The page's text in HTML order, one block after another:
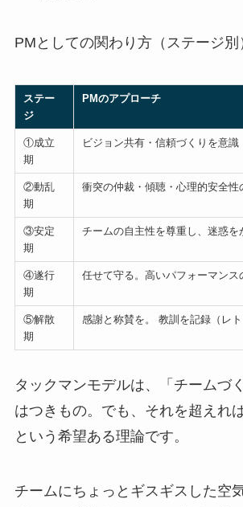
PMとしての関わり方（ステージ別
ステー
ジ
PMのアプローチ
①成立
期
ビジョン共有・信頼づくりを意識
②動乱
期
衝突の仲裁・傾聴・心理的安全性
③安定
期
チームの自主性を尊重し、迷惑を
④遂行
期
任せて守る。高いパフォーマンス
⑤解散
期
感謝と称賛を。 教訓を記録（レト
タックマンモデルは、「チームづ
はつきもの。でも、それを超えれ
という希望ある理論です。
チームにちょっとギスギスした空